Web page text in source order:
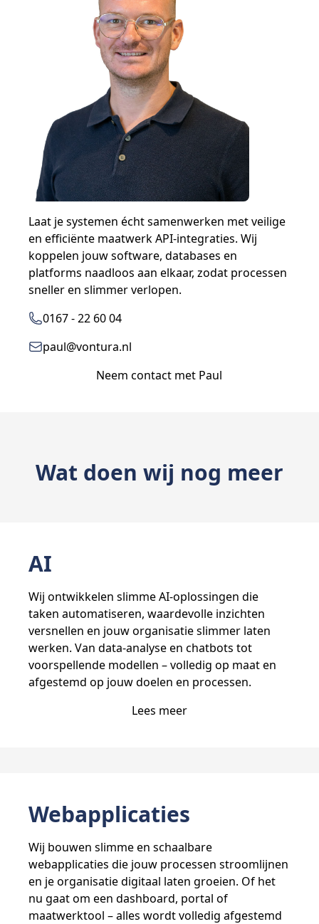
Laat je systemen écht samenwerken met veilige
en efficiënte maatwerk API-integraties. Wij
koppelen jouw software, databases en
platforms naadloos aan elkaar, zodat processen
sneller en slimmer verlopen.
0167 - 22 60 04
paul@vontura.nl
Neem contact met Paul
Wat doen wij nog meer
AI
Wij ontwikkelen slimme AI-oplossingen die
taken automatiseren, waardevolle inzichten
versnellen en jouw organisatie slimmer laten
werken. Van data-analyse en chatbots tot
voorspellende modellen – volledig op maat en
afgestemd op jouw doelen en processen.
Lees meer
Webapplicaties
Wij bouwen slimme en schaalbare
webapplicaties die jouw processen stroomlijnen
en je organisatie digitaal laten groeien. Of het
nu gaat om een dashboard, portal of
maatwerktool – alles wordt volledig afgestemd